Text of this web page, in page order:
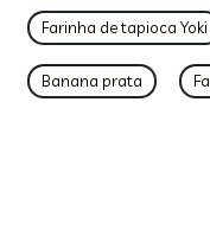
Farinha de tapioca Yoki
Banana prata